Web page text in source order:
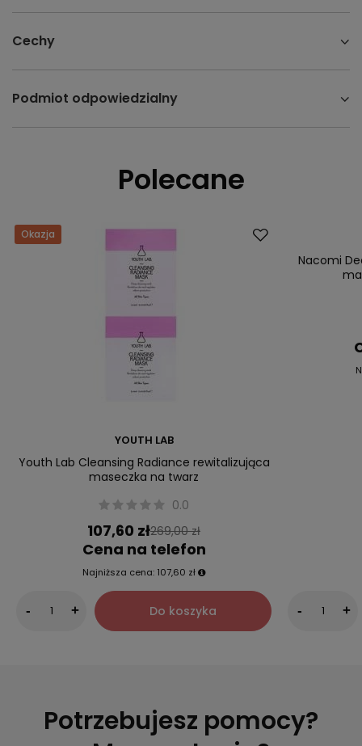
Cechy
Podmiot odpowiedzialny
Polecane
Okazja
YOUTH LAB
Youth Lab Cleansing Radiance rewitalizująca
maseczka na twarz
0.0
107,60 zł269,00 zł
Cena na telefon
Najniższa cena: 107,60 zł
- + Do koszyka
Nowość
Nacomi
- +
Potrzebujesz pomocy?